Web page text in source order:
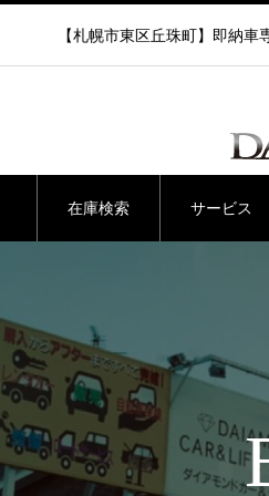
【札幌市東区丘珠町】即納
在庫検索 サービス